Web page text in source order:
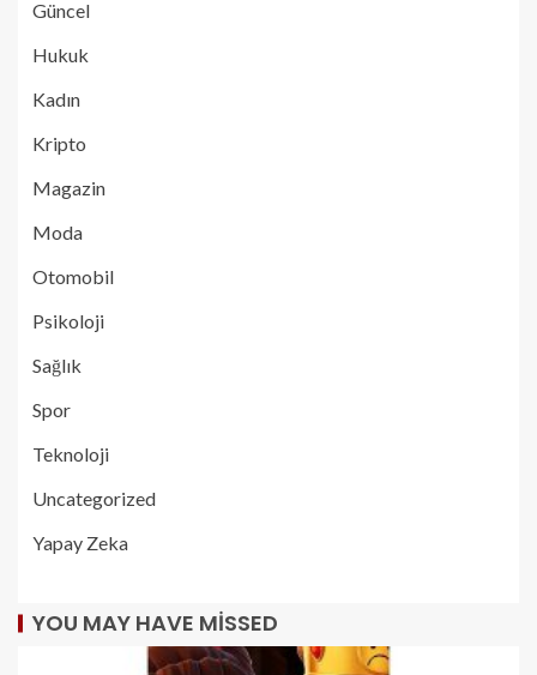
Güncel
Hukuk
Kadın
Kripto
Magazin
Moda
Otomobil
Psikoloji
Sağlık
Spor
Teknoloji
Uncategorized
Yapay Zeka
YOU MAY HAVE MISSED